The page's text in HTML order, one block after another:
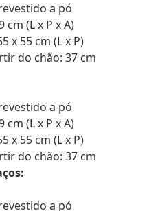
a pó
cm (L x P x A)
x 55 cm (L x P)
do chão: 37 cm
a pó
cm (L x P x A)
x 55 cm (L x P)
do chão: 37 cm
a pó